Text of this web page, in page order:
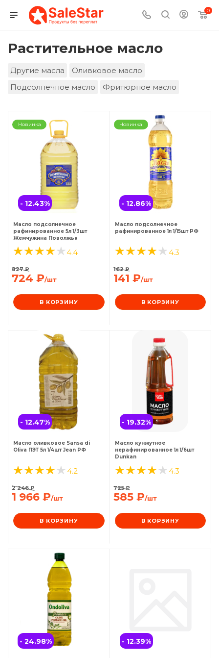
0
Растительное масло
Другие масла
Оливковое масло
Подсолнечное масло
Фритюрное масло
- 12.43%
Новинка
Масло подсолнечное
рафинированное 5л 1/3шт
Жемчужина Поволжья
4.4
724 ₽/шт
827₽
В КОРЗИНУ
- 12.86%
Новинка
Масло подсолнечное
рафинированное 1л 1/15шт РФ
4.3
141 ₽/шт
162₽
В КОРЗИНУ
- 12.47%
Масло оливковое Sansa di
Oliva ПЭТ 5л 1/4шт Jean РФ
4.2
1 966 ₽/шт
2 246₽
В КОРЗИНУ
- 19.32%
Масло кунжутное
нерафинированное 1л 1/6шт
Dunkan
4.3
585₽/шт
725₽
В КОРЗИНУ
- 24.98% - 12.39%